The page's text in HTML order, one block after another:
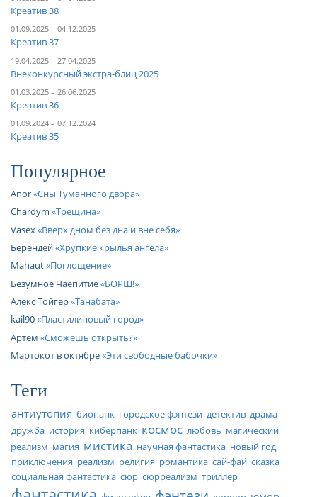
Креатив 38
01.09.2025 – 04.12.2025
Креатив 37
19.04.2025 – 27.04.2025
Внеконкурсный экстра-блиц 2025
01.03.2025 – 26.06.2025
Креатив 36
01.09.2024 – 07.12.2024
Креатив 35
Популярное
Anor Сны Туманного двора
Chardym Трещина
Vasex Вверх дном без дна и вне себя
Берендей Хрупкие крылья ангела
Mahaut Поглощение
Безумное Чаепитие БОРЩ!
Алекс Тойгер Танабата
kail90 Пластилиновый город
Артем Сможешь открыть?
Мартокот в октябре Эти свободные бабочки
Теги
антиутопия биопанк городское фэнтези детектив драма
дружба история киберпанк космос любовь магический
реализм магия мистика научная фантастика новый год
приключения реализм религия романтика сай-фай сказка
социальная фантастика сюр сюрреализм триллер